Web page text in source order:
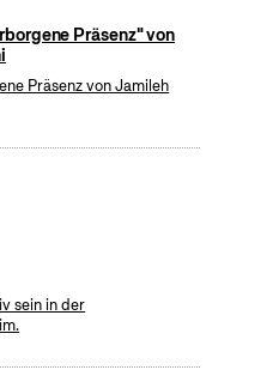
Präsenz" von
Präsenz von Jamileh
sein in der